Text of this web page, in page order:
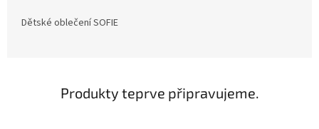
Dětské oblečení SOFIE
Produkty teprve připravujeme.